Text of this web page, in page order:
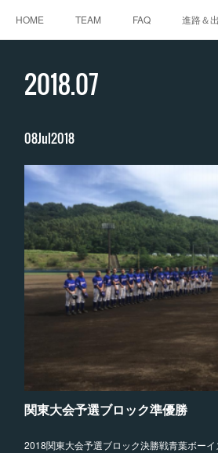
HOME TEAM FAQ 進路＆
GALLERY
2018.07
08Jul2018
関東大会予選ブロック準優勝
2018関東大会予選ブロック決勝戦青葉ボー